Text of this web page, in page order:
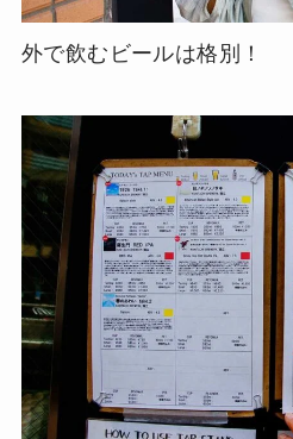
外で飲むビールは格別！